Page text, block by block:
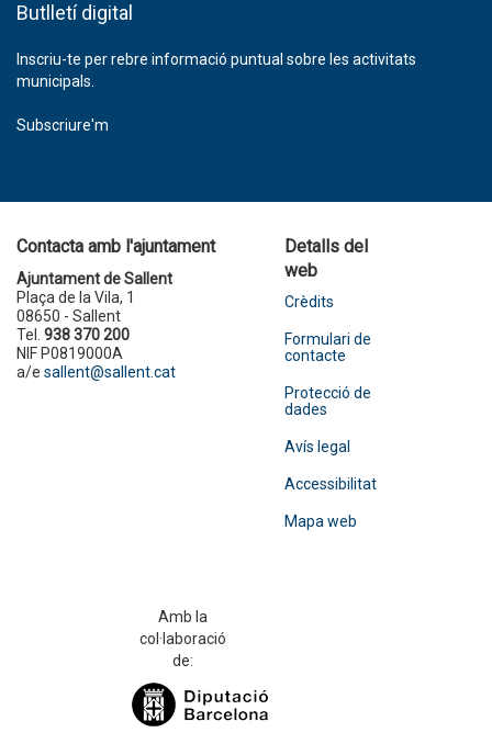
Butlletí digital
Inscriu-te per rebre informació puntual sobre les activitats
municipals.
Subscriure'm
Contacta amb l'ajuntament
Ajuntament de Sallent
Plaça de la Vila, 1
08650 - Sallent
Tel. 938 370 200
NIF P0819000A
a/e sallent@sallent.cat
Detalls del
web
Crèdits
Formulari de
contacte
Protecció de
dades
Avís legal
Accessibilitat
Mapa web
Amb la
col·laboració
de: